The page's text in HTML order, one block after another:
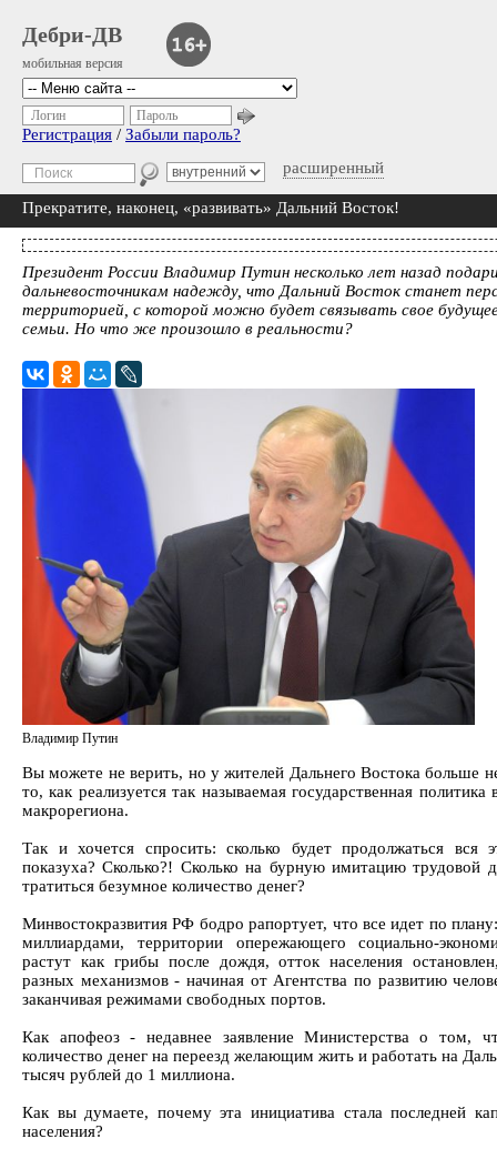
Дебри-ДВ
мобильная версия
расширенный
Логин Пароль
Регистрация / Забыли пароль?
Прекратите, наконец, «развивать» Дальний Восток!
Президент России Владимир Путин несколько лет назад
дальневосточникам надежду, что Дальний Восток станет
территорией, с которой можно будет связывать свое
семьи. Но что же произошло в реальности?
Владимир Путин
Вы можете не верить, но у жителей Дальнего Востока больше
то, как реализуется так называемая государственная
макрорегиона.
Так и хочется спросить: сколько будет продолжаться вся
показуха? Сколько?! Сколько на бурную имитацию трудовой
тратиться безумное количество денег?
Минвостокразвития РФ бодро рапортует, что все идет по
миллиардами, территории опережающего социально-
растут как грибы после дождя, отток населения
разных механизмов - начиная от Агентства по развитию
заканчивая режимами свободных портов.
Как апофеоз - недавнее заявление Министерства о том,
количество денег на переезд желающим жить и работать на
тысяч рублей до 1 миллиона.
Как вы думаете, почему эта инициатива стала последней
населения?